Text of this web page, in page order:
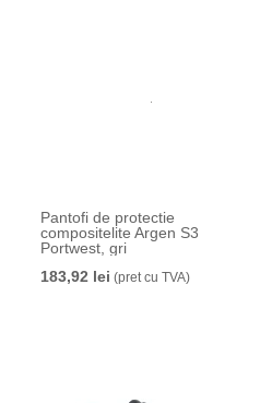
Pantofi de protectie
compositelite Argen S3
Portwest, gri
183,92 lei (pret cu TVA)